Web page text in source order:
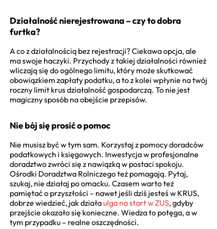
Działalność nierejestrowana – czy to dobra
furtka?
A co z działalnością bez rejestracji? Ciekawa opcja, ale
ma swoje haczyki. Przychody z takiej działalności również
wliczają się do ogólnego limitu, który może skutkować
obowiązkiem zapłaty podatku, a to z kolei wpłynie na twój
roczny limit krus działalność gospodarczą. To nie jest
magiczny sposób na obejście przepisów.
Nie bój się prosić o pomoc
Nie musisz być w tym sam. Korzystaj z pomocy doradców
podatkowych i księgowych. Inwestycja w profesjonalne
doradztwo zwróci się z nawiązką w postaci spokoju.
Ośrodki Doradztwa Rolniczego też pomagają. Pytaj,
szukaj, nie działaj po omacku. Czasem warto też
pamiętać o przyszłości – nawet jeśli dziś jesteś w KRUS,
dobrze wiedzieć, jak działaulga na start w ZUS, gdyby
przejście okazało się konieczne. Wiedza to potęga, a w
tym przypadku – realne oszczędności.